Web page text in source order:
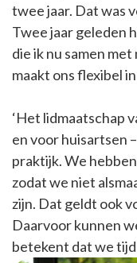
twee jaar. Dat was
Twee jaar geleden
die ik nu samen
maakt ons flexibel
‘Het lidmaatschap
en voor huisartsen
praktijk. We
zodat we niet
zijn. Dat geldt ook
Daarvoor kunnen
betekent dat we